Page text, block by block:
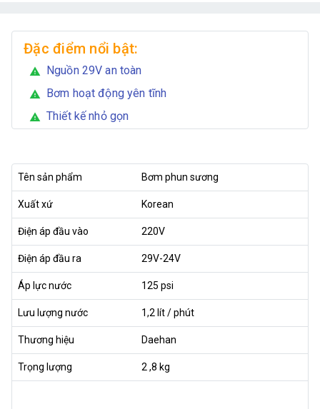
Đặc điểm nổi bật:
warning Nguồn 29V an toàn
warning Bơm hoạt động yên tĩnh
warning Thiết kế nhỏ gọn
Tên sản phẩm Bơm phun sương
Xuất xứ Korean
Điện áp đầu vào 220V
Điện áp đầu ra 29V-24V
Áp lực nước 125 psi
Lưu lượng nước 1,2 lít / phút
Thương hiệu Daehan
Trọng lượng 2 ,8 kg